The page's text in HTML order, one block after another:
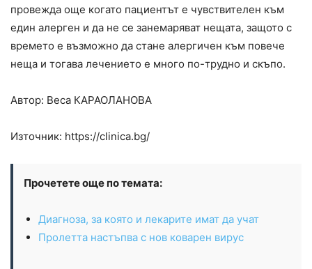
провежда още когато пациентът е чувствителен към
един алерген и да не се занемаряват нещата, защото с
времето е възможно да стане алергичен към повече
неща и тогава лечението е много по-трудно и скъпо.
Автор: Веса КАРАОЛАНОВА
Източник: https://clinica.bg/
Прочетете още по темата:
Диагноза, за която и лекарите имат да учат
Пролетта настъпва с нов коварен вирус